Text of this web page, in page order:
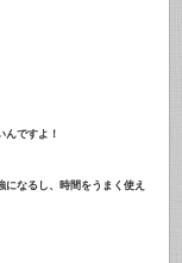
んですよ！
なるし、時間をうまく使え